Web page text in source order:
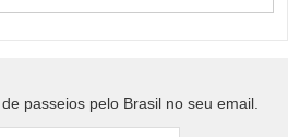
passeios pelo Brasil no seu email.